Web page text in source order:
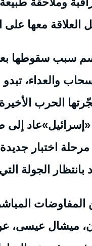
العلاقة معها على
سبب سقوطها
والعداء،
الحرب
مرحلة اختبار
بانتظار الجولة
المفاوضات
ميشال عيسى،